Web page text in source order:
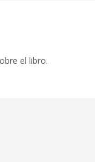
el libro.